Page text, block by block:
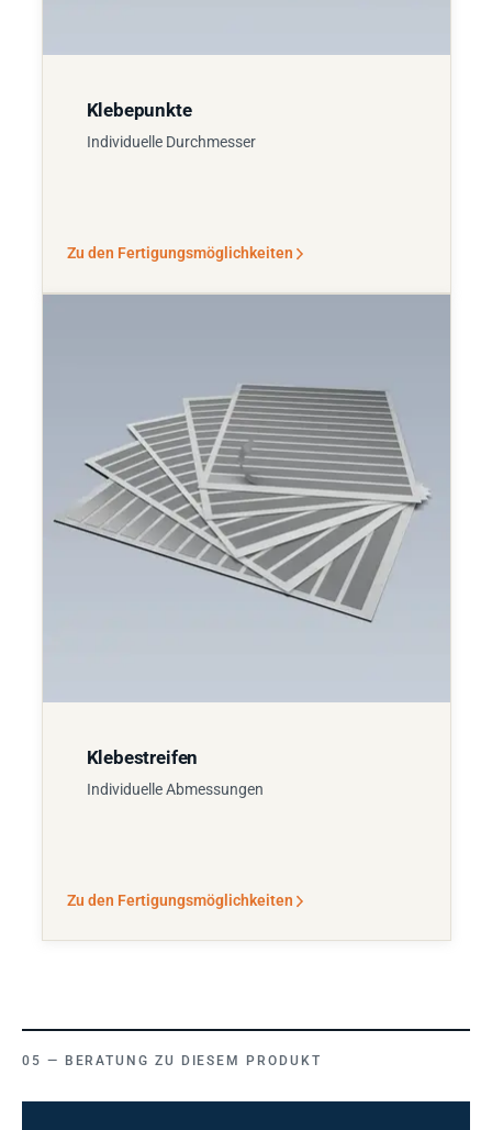
Klebepunkte
Individuelle Durchmesser
Zu den Fertigungsmöglichkeiten
Klebestreifen
Individuelle Abmessungen
Zu den Fertigungsmöglichkeiten
BERATUNG ZU DIESEM PRODUKT